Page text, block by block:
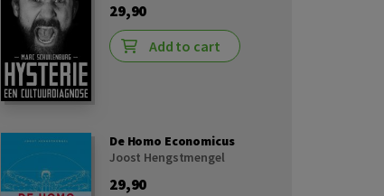
29,90
Add to cart
De Homo Economicus
Joost Hengstmengel
29,90